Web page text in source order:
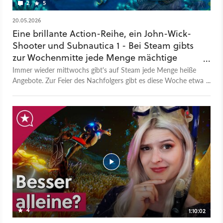
2 5
20.05.2026
Eine brillante Action-Reihe, ein John-Wick-
Shooter und Subnautica 1 - Bei Steam gibts
zur Wochenmitte jede Menge mächtige
Rabatte
Immer wieder mittwochs gibt's auf Steam jede Menge heiße
Angebote. Zur Feier des Nachfolgers gibt es diese Woche etwa
4
1:10:02